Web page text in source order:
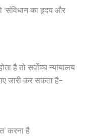
का हृदय और
है तो सर्वोच्च न्यायालय
जारी कर सकता है-
करना है